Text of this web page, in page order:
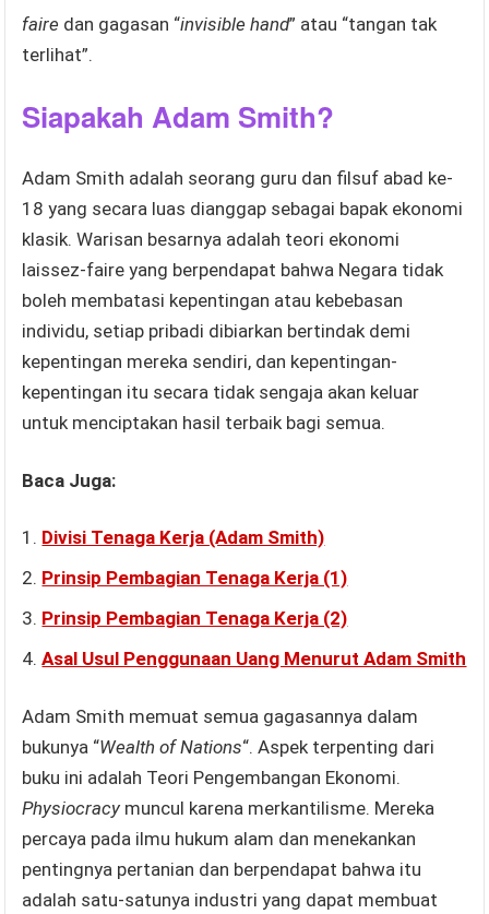
faire dan gagasan “invisible hand” atau “tangan tak
terlihat”.
Siapakah Adam Smith?
Adam Smith adalah seorang guru dan filsuf abad ke-
18 yang secara luas dianggap sebagai bapak ekonomi
klasik. Warisan besarnya adalah teori ekonomi
laissez-faire yang berpendapat bahwa Negara tidak
boleh membatasi kepentingan atau kebebasan
individu, setiap pribadi dibiarkan bertindak demi
kepentingan mereka sendiri, dan kepentingan-
kepentingan itu secara tidak sengaja akan keluar
untuk menciptakan hasil terbaik bagi semua.
Baca Juga:
Divisi Tenaga Kerja (Adam Smith)
Prinsip Pembagian Tenaga Kerja (1)
Prinsip Pembagian Tenaga Kerja (2)
Asal Usul Penggunaan Uang Menurut Adam Smith
Adam Smith memuat semua gagasannya dalam
bukunya “Wealth of Nations“. Aspek terpenting dari
buku ini adalah Teori Pengembangan Ekonomi.
Physiocracy muncul karena merkantilisme. Mereka
percaya pada ilmu hukum alam dan menekankan
pentingnya pertanian dan berpendapat bahwa itu
adalah satu-satunya industri yang dapat membuat